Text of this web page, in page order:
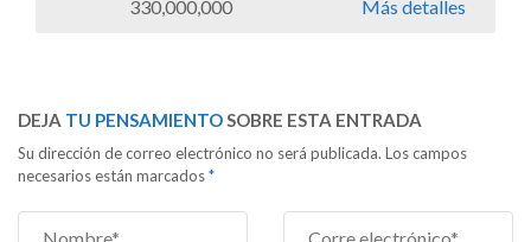
330,000,000 Más detalles
DEJA TU PENSAMIENTOSOBRE ESTA ENTRADA
Su dirección de correo electrónico no será publicada. Los campos
necesarios están marcados*